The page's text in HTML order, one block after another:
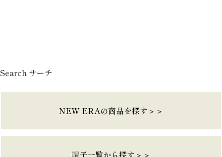
Search サーチ
NEW ERAの商品を探す＞＞
帽子一覧から探す＞＞